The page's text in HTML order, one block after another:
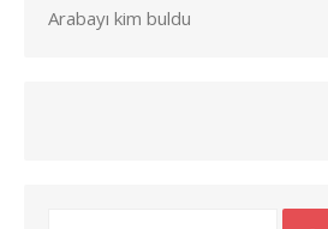
Arabayı kim buldu